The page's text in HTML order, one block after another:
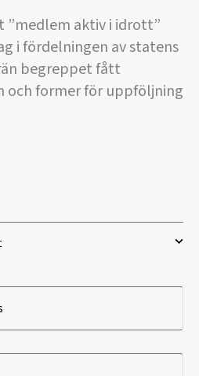
aktiv i idrott”
i fördelningen av statens
begreppet fått
och former för uppföljning